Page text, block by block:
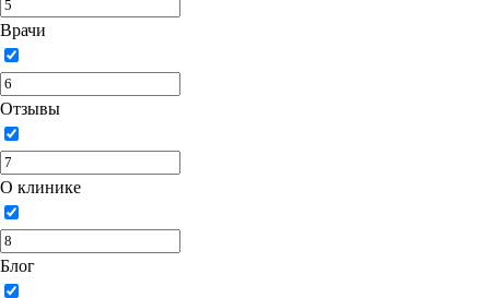
Врачи
Отзывы
О клинике
Блог